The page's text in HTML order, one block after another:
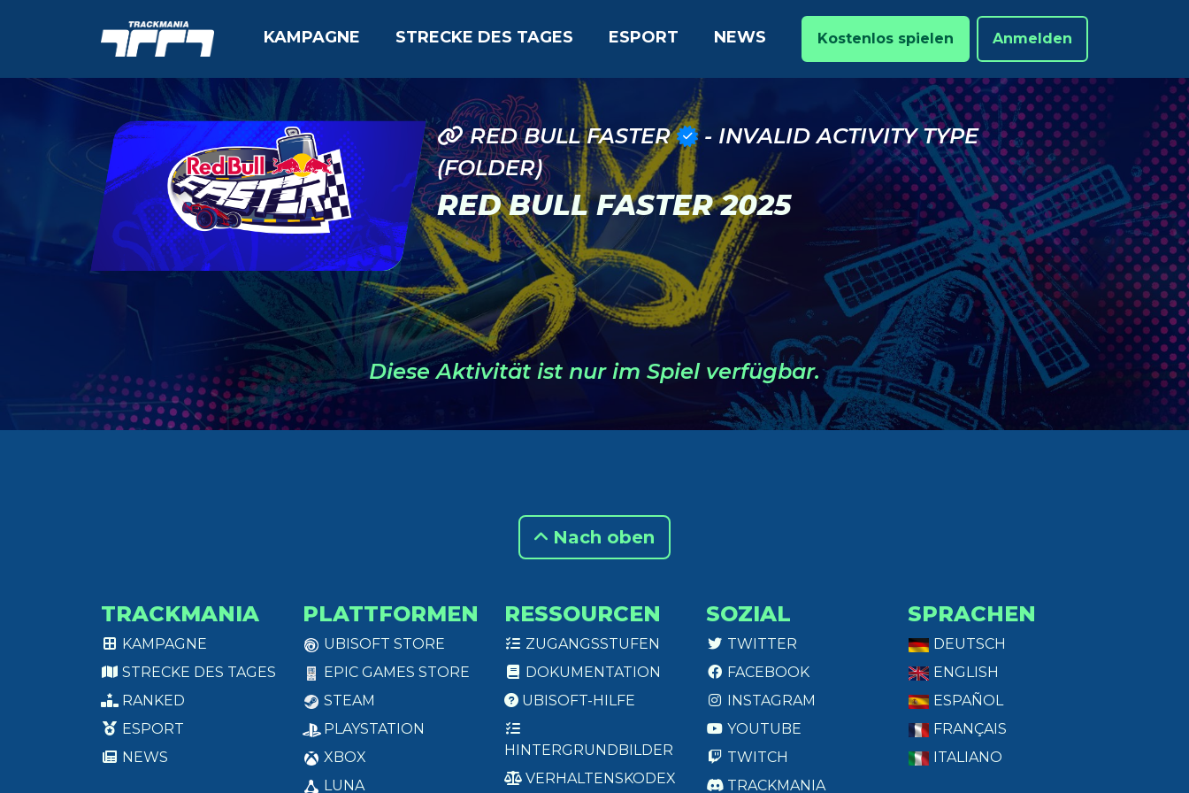
KAMPAGNE STRECKE DES TAGES ESPORT NEWS Kostenlos spielen Anmelden
RED BULL FASTER
- INVALID ACTIVITY TYPE
(FOLDER)
RED BULL FASTER 2025
Diese Aktivität ist nur im Spiel verfügbar.
Nach oben
TRACKMANIA
KAMPAGNE
STRECKE DES TAGES
RANKED
ESPORT
NEWS
PLATTFORMEN
UBISOFT STORE
EPIC GAMES STORE
STEAM
PLAYSTATION
XBOX
LUNA
RESSOURCEN
ZUGANGSSTUFEN
DOKUMENTATION
UBISOFT-HILFE
HINTERGRUNDBILDER
VERHALTENSKODEX
SOZIAL
TWITTER
FACEBOOK
INSTAGRAM
YOUTUBE
TWITCH
TRACKMANIA
SPRACHEN
DEUTSCH
ENGLISH
ESPAÑOL
FRANÇAIS
ITALIANO